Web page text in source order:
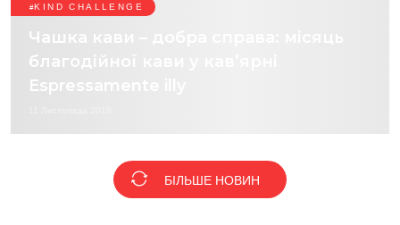
KIND CHALLENGE
Чашка кави – добра справа: місяць
благодійної кави у кав’ярні
Espressamente illy
БІЛЬШЕ НОВИН